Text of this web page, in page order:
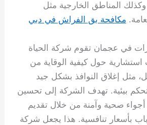
وكذلك المناطق الخارجية مثل
مكافحة بق الفراش في دبي
في عجمان تقوم شركة الحياة
حول كيفية الوقاية من
مثل إغلاق النوافذ بشكل جيد
بيئية. تهدف الشركة إلى تحسين
أجواء صحية وآمنة من خلال تقديم
بأسعار تنافسية. هذا يجعل شركة